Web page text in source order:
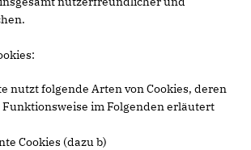
nutzt folgende Arten von Cookies, deren
im Folgenden erläutert
Cookies (dazu b)